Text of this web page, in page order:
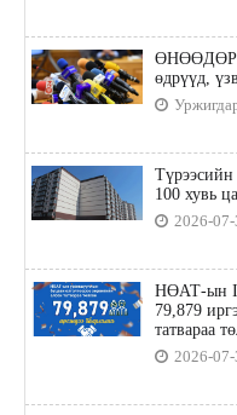
ӨНӨӨДӨР:
өдрүүд,
100 хувь
2026-07-
НӨАТ-ын II
79,879
татвараа
2026-07-